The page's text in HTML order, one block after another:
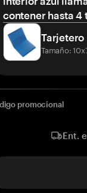
contener hasta 4
Tarjetero
Tamaño:
promocional
Ent.